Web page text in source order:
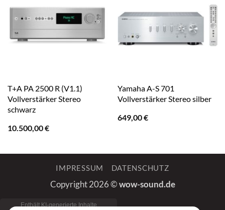
T+A PA 2500 R (V1.1)
Vollverstärker Stereo
schwarz
10.500,00€
Yamaha A-S 701
Vollverstärker Stereo silber
649,00€
IMPRESSUM DATENSCHUTZ
Copyright 2026 ©wow-sound.de